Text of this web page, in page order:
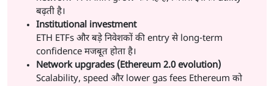
बढ़ती है।
Institutional investment
ETH ETFs और बड़े निवेशकों की entry से long-term
confidence मजबूत होता है।
Network upgrades (Ethereum 2.0 evolution)
Scalability, speed और lower gas fees Ethereum को